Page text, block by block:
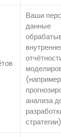
Ваши
данные
анализа